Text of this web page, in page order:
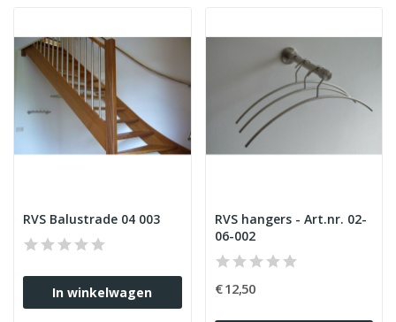
RVS Balustrade 04 003
In winkelwagen
RVS hangers - Art.nr. 02-
06-002
€ 12,50